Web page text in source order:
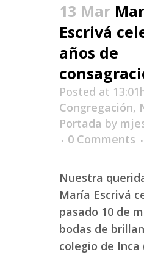
13 Mar
Escrivá
años de
Posted at
Congregación,
Portada by
0 Comments
Nuestra
María Escrivá
pasado 10 de
bodas de
colegio de Inca